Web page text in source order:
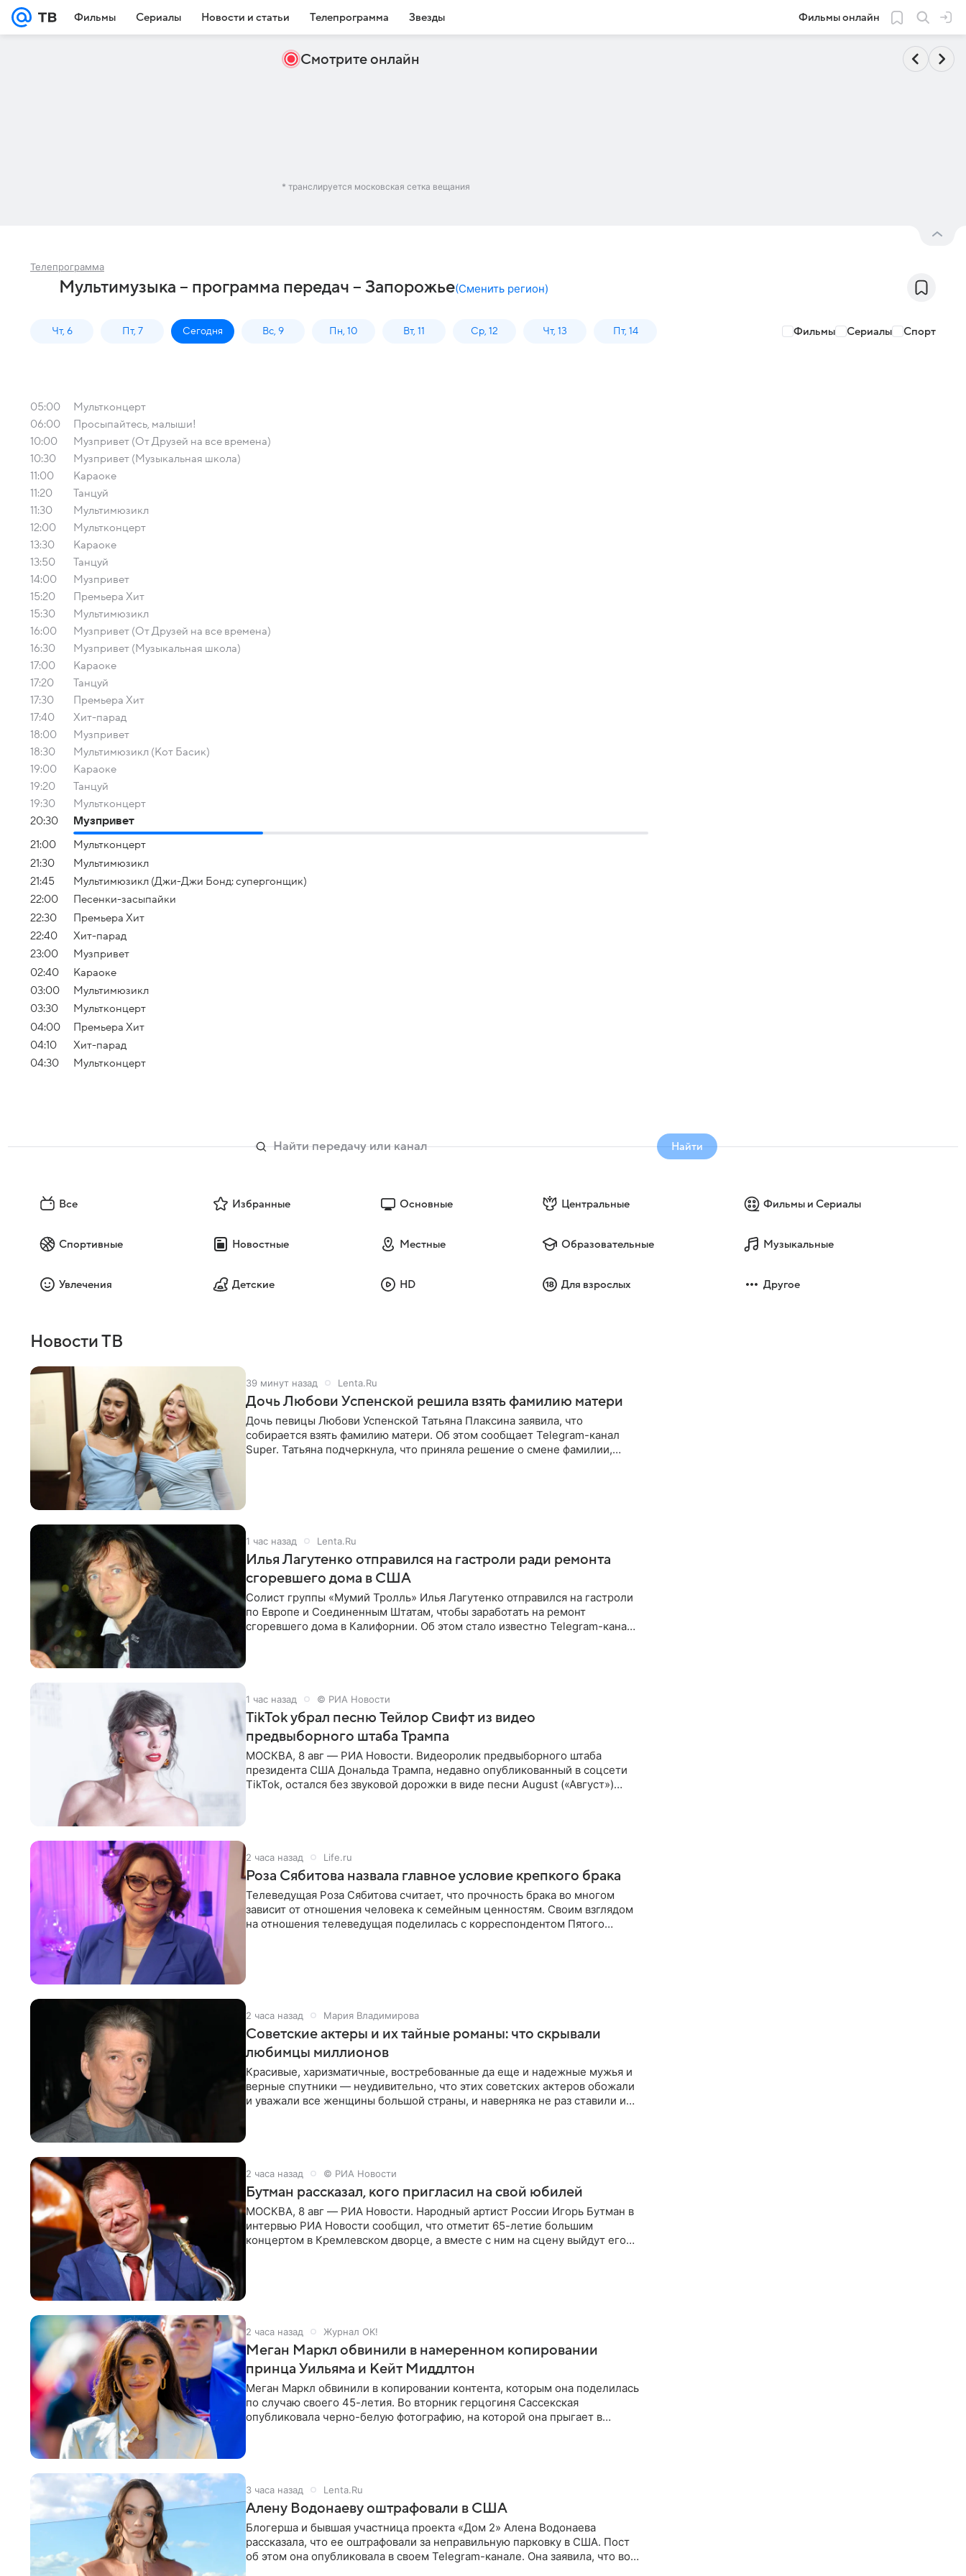
Фильмы Сериалы Новости и статьи Телепрограмма Звезды Фильмы онлайн
Смотрите онлайн
* транслируется московская сетка вещания
Телепрограмма
Мультимузыка – программа передач – Запорожье(Сменить регион)
Чт, 6 Пт, 7 Сегодня Вс, 9 Пн, 10 Вт, 11 Ср, 12 Чт, 13 Пт, 14 Фильмы Сериалы Спорт
05:00
Мультконцерт
06:00
Просыпайтесь, малыши!
10:00
Музпривет (От Друзей на все времена)
10:30
Музпривет (Музыкальная школа)
11:00
Караоке
11:20
Танцуй
11:30
Мультимюзикл
12:00
Мультконцерт
13:30
Караоке
13:50
Танцуй
14:00
Музпривет
15:20
Премьера Хит
15:30
Мультимюзикл
16:00
Музпривет (От Друзей на все времена)
16:30
Музпривет (Музыкальная школа)
17:00
Караоке
17:20
Танцуй
17:30
Премьера Хит
17:40
Хит-парад
18:00
Музпривет
18:30
Мультимюзикл (Кот Басик)
19:00
Караоке
19:20
Танцуй
19:30
Мультконцерт
20:30
Музпривет
21:00
Мультконцерт
21:30
Мультимюзикл
21:45
Мультимюзикл (Джи-Джи Бонд: супергонщик)
22:00
Песенки-засыпайки
22:30
Премьера Хит
22:40
Хит-парад
23:00
Музпривет
02:40
Караоке
03:00
Мультимюзикл
03:30
Мультконцерт
04:00
Премьера Хит
04:10
Хит-парад
04:30
Мультконцерт
Найти
Все Избранные Основные Центральные Фильмы и Сериалы
Спортивные Новостные Местные Образовательные Музыкальные
Увлечения Детские HD Для взрослых Другое
Новости ТВ
39 минут назад Lenta.Ru
Дочь Любови Успенской решила взять фамилию матери
Дочь певицы Любови Успенской Татьяна Плаксина заявила, что
собирается взять фамилию матери. Об этом сообщает Telegram-канал
Super. Татьяна подчеркнула, что приняла решение о смене фамилии,
1 час назад Lenta.Ru
Илья Лагутенко отправился на гастроли ради ремонта
сгоревшего дома в США
Солист группы «Мумий Тролль» Илья Лагутенко отправился на гастроли
по Европе и Соединенным Штатам, чтобы заработать на ремонт
сгоревшего дома в Калифорнии. Об этом стало известно Telegram-каналу
1 час назад © РИА Новости
TikTok убрал песню Тейлор Свифт из видео
предвыборного штаба Трампа
МОСКВА, 8 авг — РИА Новости. Видеоролик предвыборного штаба
президента США Дональда Трампа, недавно опубликованный в соцсети
TikTok, остался без звуковой дорожки в виде песни August («Август»)
2 часа назад Life.ru
Роза Сябитова назвала главное условие крепкого брака
Телеведущая Роза Сябитова считает, что прочность брака во многом
зависит от отношения человека к семейным ценностям. Своим взглядом
на отношения телеведущая поделилась с корреспондентом Пятого
2 часа назад Мария Владимирова
Советские актеры и их тайные романы: что скрывали
любимцы миллионов
Красивые, харизматичные, востребованные да еще и надежные мужья и
верные спутники — неудивительно, что этих советских актеров обожали
и уважали все женщины большой страны, и наверняка не раз ставили их
2 часа назад © РИА Новости
Бутман рассказал, кого пригласил на свой юбилей
МОСКВА, 8 авг — РИА Новости. Народный артист России Игорь Бутман в
интервью РИА Новости сообщил, что отметит 65-летие большим
концертом в Кремлевском дворце, а вместе с ним на сцену выйдут его
2 часа назад Журнал OK!
Меган Маркл обвинили в намеренном копировании
принца Уильяма и Кейт Миддлтон
Меган Маркл обвинили в копировании контента, которым она поделилась
по случаю своего 45-летия. Во вторник герцогиня Сассекская
опубликовала черно-белую фотографию, на которой она прыгает в
3 часа назад Lenta.Ru
Алену Водонаеву оштрафовали в США
Блогерша и бывшая участница проекта «Дом 2» Алена Водонаева
рассказала, что ее оштрафовали за неправильную парковку в США. Пост
об этом она опубликовала в своем Telegram-канале. Она заявила, что во